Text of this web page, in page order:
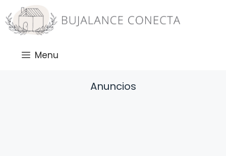
Saltar
al
contenido
Menu
Anuncios